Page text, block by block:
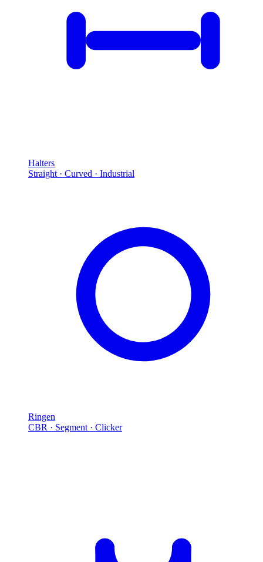
Halters
Straight · Curved · Industrial
Ringen
CBR · Segment · Clicker